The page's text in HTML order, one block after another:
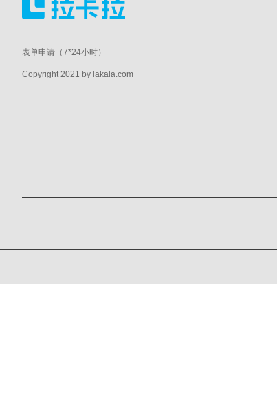
表单申请（7*24小时）
Copyright 2021 by lakala.com